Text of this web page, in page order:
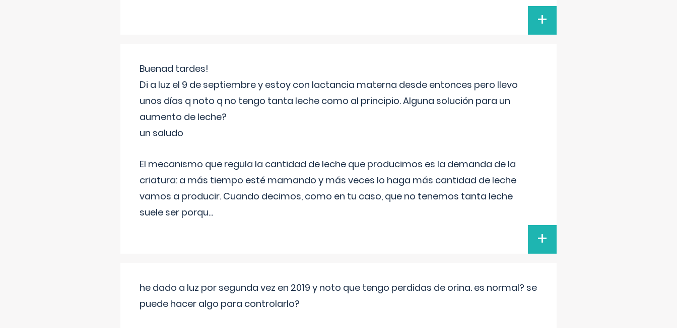
+
Buenad tardes!
Di a luz el 9 de septiembre y estoy con lactancia materna desde entonces pero llevo
unos días q noto q no tengo tanta leche como al principio. Alguna solución para un
aumento de leche?
un saludo
El mecanismo que regula la cantidad de leche que producimos es la demanda de la
criatura: a más tiempo esté mamando y más veces lo haga más cantidad de leche
vamos a producir. Cuando decimos, como en tu caso, que no tenemos tanta leche
suele ser porqu...
+
he dado a luz por segunda vez en 2019 y noto que tengo perdidas de orina. es normal? se
puede hacer algo para controlarlo?